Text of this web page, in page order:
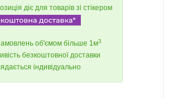
діє для товарів зі стікером
об'ємом більше 1м3
безкоштовної доставки
індивідуально